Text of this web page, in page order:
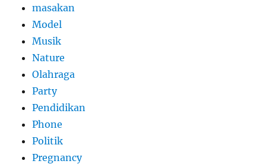
masakan
Model
Musik
Nature
Olahraga
Party
Pendidikan
Phone
Politik
Pregnancy